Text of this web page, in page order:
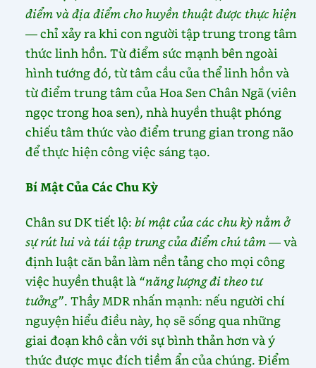
điểm và địa điểm cho huyền thuật được thực hiện
— chỉ xảy ra khi con người tập trung trong tâm
thức linh hồn. Từ điểm sức mạnh bên ngoài
hình tướng đó, từ tâm cầu của thể linh hồn và
từ điểm trung tâm của Hoa Sen Chân Ngã (viên
ngọc trong hoa sen), nhà huyền thuật phóng
chiếu tâm thức vào điểm trung gian trong não
để thực hiện công việc sáng tạo.
Bí Mật Của Các Chu Kỳ
Chân sư DK tiết lộ:bí mật của các chu kỳ nằm ở
sự rút lui và tái tập trung của điểm chú tâm— và
định luật căn bản làm nền tảng cho mọi công
việc huyền thuật là “năng lượng đi theo tư
tưởng”. Thầy MDR nhấn mạnh: nếu người chí
nguyện hiểu điều này, họ sẽ sống qua những
giai đoạn khô cằn với sự bình thản hơn và ý
thức được mục đích tiềm ẩn của chúng. Điểm